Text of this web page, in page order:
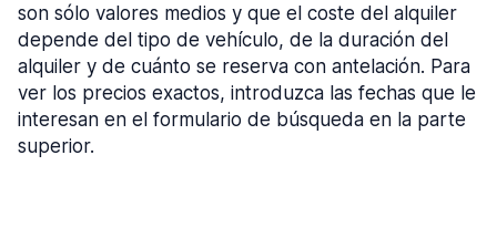
son sólo valores medios y que el coste del alquiler
depende del tipo de vehículo, de la duración del
alquiler y de cuánto se reserva con antelación. Para
ver los precios exactos, introduzca las fechas que le
interesan en el formulario de búsqueda en la parte
superior.